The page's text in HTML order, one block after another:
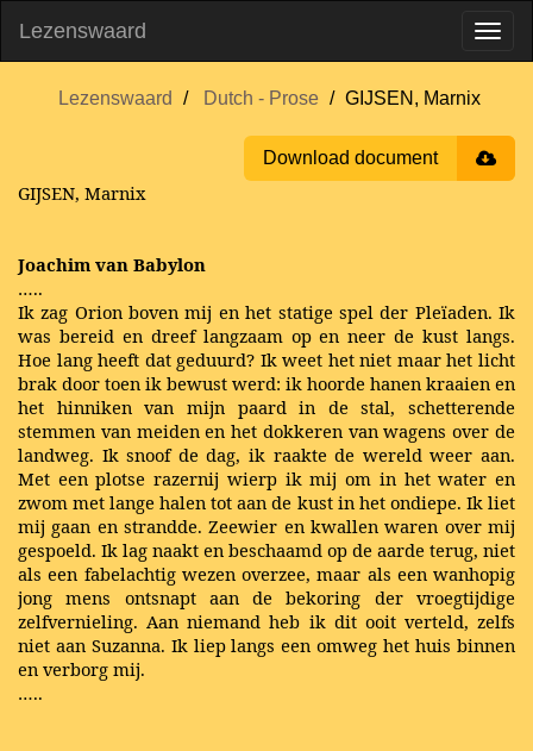
Lezenswaard
Lezenswaard Dutch - Prose GIJSEN, Marnix
Download document
GIJSEN, Marnix
Joachim van Babylon
…..
Ik zag Orion boven mij en het statige spel der Pleïaden. Ik
was bereid en dreef langzaam op en neer de kust langs.
Hoe lang heeft dat geduurd? Ik weet het niet maar het licht
brak door toen ik bewust werd: ik hoorde hanen kraaien en
het hinniken van mijn paard in de stal, schetterende
stemmen van meiden en het dokkeren van wagens over de
landweg. Ik snoof de dag, ik raakte de wereld weer aan.
Met een plotse razernij wierp ik mij om in het water en
zwom met lange halen tot aan de kust in het ondiepe. Ik liet
mij gaan en strandde. Zeewier en kwallen waren over mij
gespoeld. Ik lag naakt en beschaamd op de aarde terug, niet
als een fabelachtig wezen overzee, maar als een wanhopig
jong mens ontsnapt aan de bekoring der vroegtijdige
zelfvernieling. Aan niemand heb ik dit ooit verteld, zelfs
niet aan Suzanna. Ik liep langs een omweg het huis binnen
en verborg mij.
…..